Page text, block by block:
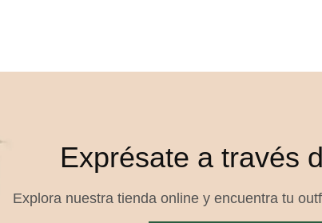
Exprésate a través
Explora nuestra tienda online y encuentra tu